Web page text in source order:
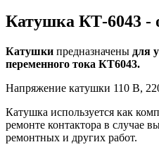
Катушка КТ-6043 -
Катушки предназначены для
переменного тока КТ6043.
Напряжение катушки 110 В,
Катушка используется как
ремонте контактора в случае
ремонтных и других работ.